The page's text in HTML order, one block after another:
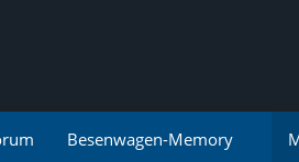
Besenwagen-Memory